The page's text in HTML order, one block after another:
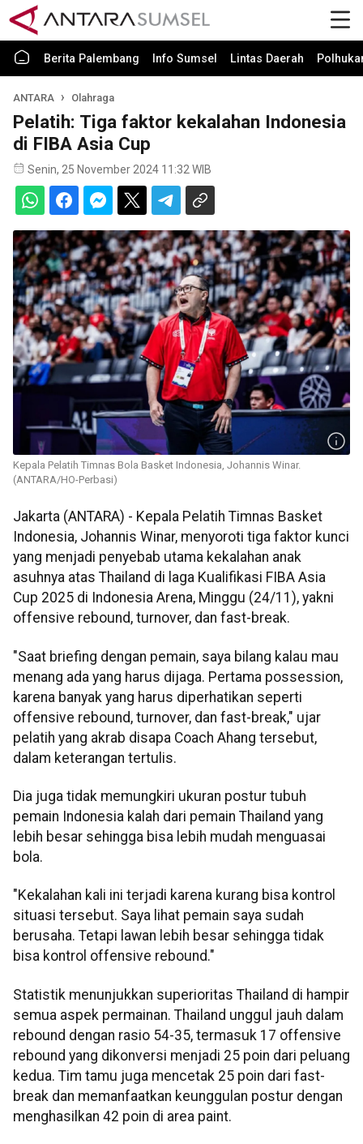
Berita Palembang Info Sumsel Lintas Daerah
ANTARA Olahraga
Pelatih: Tiga faktor kekalahan Indonesia
di FIBA Asia Cup
Senin, 25 November 2024 11:32 WIB
Kepala Pelatih Timnas Bola Basket Indonesia, Johannis Winar.
(ANTARA/HO-Perbasi)
Jakarta (ANTARA) - Kepala Pelatih Timnas Basket
Indonesia, Johannis Winar, menyoroti tiga faktor kunci
yang menjadi penyebab utama kekalahan anak
asuhnya atas Thailand di laga Kualifikasi FIBA Asia
Cup 2025 di Indonesia Arena, Minggu (24/11), yakni
offensive rebound, turnover, dan fast-break.
"Saat briefing dengan pemain, saya bilang kalau mau
menang ada yang harus dijaga. Pertama possession,
karena banyak yang harus diperhatikan seperti
offensive rebound, turnover, dan fast-break," ujar
pelatih yang akrab disapa Coach Ahang tersebut,
dalam keterangan tertulis.
Dia juga tidak memungkiri ukuran postur tubuh
pemain Indonesia kalah dari pemain Thailand yang
lebih besar sehingga bisa lebih mudah menguasai
bola.
"Kekalahan kali ini terjadi karena kurang bisa kontrol
situasi tersebut. Saya lihat pemain saya sudah
berusaha. Tetapi lawan lebih besar sehingga tidak
bisa kontrol offensive rebound."
Statistik menunjukkan superioritas Thailand di hampir
semua aspek permainan. Thailand unggul jauh dalam
rebound dengan rasio 54-35, termasuk 17 offensive
rebound yang dikonversi menjadi 25 poin dari peluang
kedua. Tim tamu juga mencetak 25 poin dari fast-
break dan memanfaatkan keunggulan postur dengan
menghasilkan 42 poin di area paint.